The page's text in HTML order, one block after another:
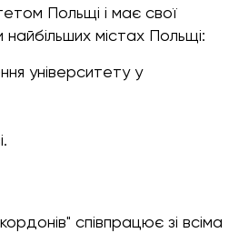
Польщі і має свої
найбільших містах Польщі:
університету у
співпрацює зі всіма